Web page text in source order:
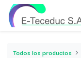
Todos los productos